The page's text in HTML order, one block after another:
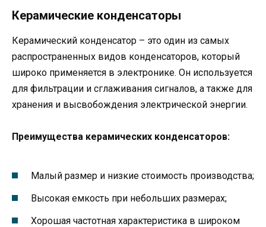
Керамические конденсаторы
Керамический конденсатор – это один из самых
распространенных видов конденсаторов, который
широко применяется в электронике. Он используется
для фильтрации и сглаживания сигналов, а также для
хранения и высвобождения электрической энергии.
Преимущества керамических конденсаторов:
Малый размер и низкие стоимость производства;
Высокая емкость при небольших размерах;
Хорошая частотная характеристика в широком